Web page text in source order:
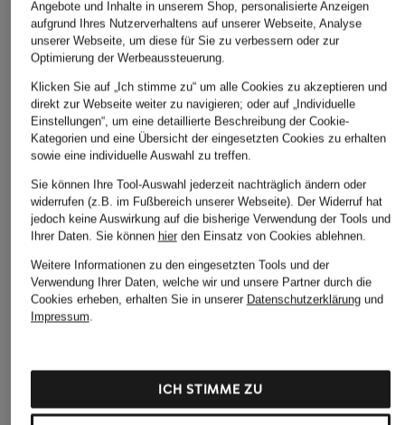
CHF 109
Ursprünglich:CHF 189
CHF 189
16
CHF 129
ÄHNLICHE ARTIKEL ENTDECKEN
Angebote und Inhalte in unserem Shop, personalisierte Anzeigen
aufgrund Ihres Nutzerverhaltens auf unserer Webseite, Analyse
unserer Webseite, um diese für Sie zu verbessern oder zur
Optimierung der Werbeaussteuerung.
Klicken Sie auf „Ich stimme zu“ um alle Cookies zu akzeptieren und
direkt zur Webseite weiter zu navigieren; oder auf „Individuelle
Einstellungen“, um eine detaillierte Beschreibung der Cookie-
Kategorien und eine Übersicht der eingesetzten Cookies zu erhalten
sowie eine individuelle Auswahl zu treffen.
Sie können Ihre Tool-Auswahl jederzeit nachträglich ändern oder
widerrufen (z.B. im Fußbereich unserer Webseite). Der Widerruf hat
jedoch keine Auswirkung auf die bisherige Verwendung der Tools und
Ihrer Daten. Sie können hierden Einsatz von Cookies ablehnen.
Weitere Informationen zu den eingesetzten Tools und der
Verwendung Ihrer Daten, welche wir und unsere Partner durch die
Cookies erheben, erhalten Sie in unserer Datenschutzerklärungund
Impressum.
ICH STIMME ZU